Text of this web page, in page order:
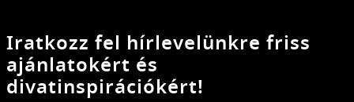
Iratkozz fel hírlevelünkre friss
ajánlatokért és
divatinspirációkért!